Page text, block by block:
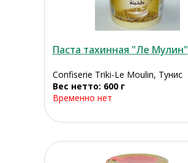
Паста тахинная "Ле Мулин"
Confiserie Triki-Le Moulin, Тунис
Вес нетто: 600 г
Временно нет